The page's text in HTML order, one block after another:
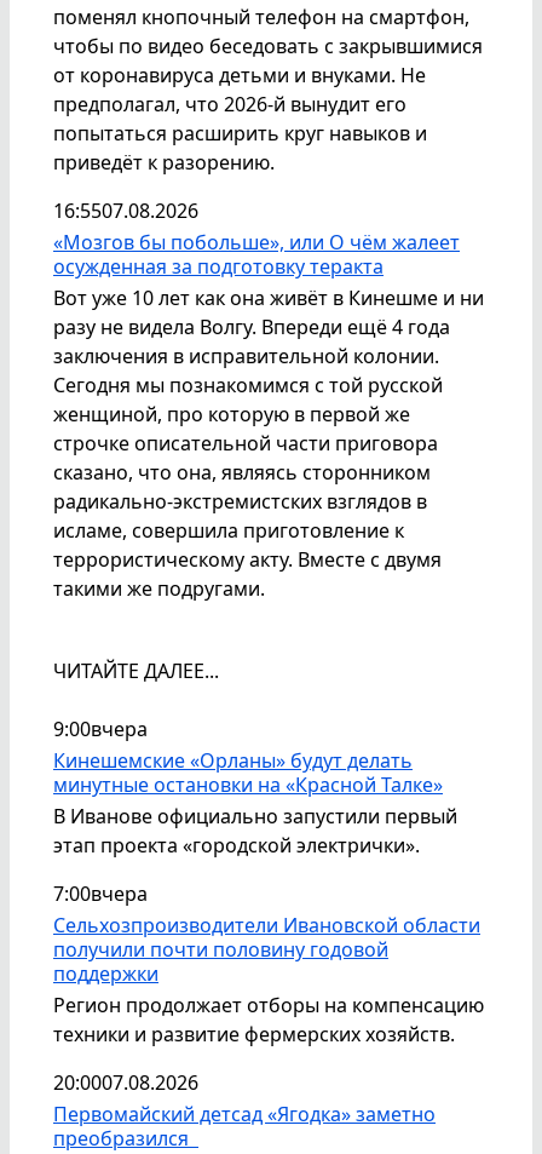
поменял кнопочный телефон на смартфон,
чтобы по видео беседовать с закрывшимися
от коронавируса детьми и внуками. Не
предполагал, что 2026-й вынудит его
попытаться расширить круг навыков и
приведёт к разорению.
16:5507.08.2026
«Мозгов бы побольше», или О чём жалеет
осужденная за подготовку теракта
Вот уже 10 лет как она живёт в Кинешме и ни
разу не видела Волгу. Впереди ещё 4 года
заключения в исправительной колонии.
Сегодня мы познакомимся с той русской
женщиной, про которую в первой же
строчке описательной части приговора
сказано, что она, являясь сторонником
радикально-экстремистских взглядов в
исламе, совершила приготовление к
террористическому акту. Вместе с двумя
такими же подругами.
ЧИТАЙТЕ ДАЛЕЕ...
9:00вчера
Кинешемские «Орланы» будут делать
минутные остановки на «Красной Талке»
В Иванове официально запустили первый
этап проекта «городской электрички».
7:00вчера
Сельхозпроизводители Ивановской области
получили почти половину годовой
поддержки
Регион продолжает отборы на компенсацию
техники и развитие фермерских хозяйств.
20:0007.08.2026
Первомайский детсад «Ягодка» заметно
преобразился